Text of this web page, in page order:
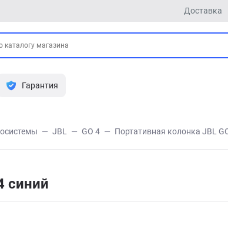
Доставка
Гарантия
JBL GO 4 Портативная колонка JBL
синий